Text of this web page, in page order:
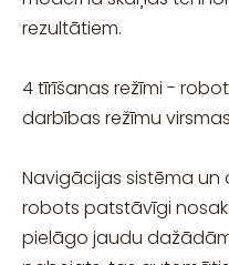
rezultātiem.
4 tīrīšanas režīmi -
darbības režīmu
Navigācijas sistēma
robots patstāvīgi
pielāgo jaudu